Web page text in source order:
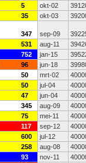
5 okt-02
35 okt-03
347 sep-09
531 aug-11
752 jan-15
96 jun-18
50 mrt-02
50 jul-04
47 jun-04
345 aug-09
75 mei-11
117 sep-12
600 jul-12
258 aug-08
93 nov-11